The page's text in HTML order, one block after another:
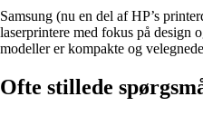
Samsung (nu en del af HP’s
laserprintere med fokus på design
modeller er kompakte og
Ofte stillede